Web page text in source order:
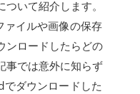
いて紹介します。
イルや画像の保存
ンロードしたらどの
事では意外に知らず
ダウンロードした